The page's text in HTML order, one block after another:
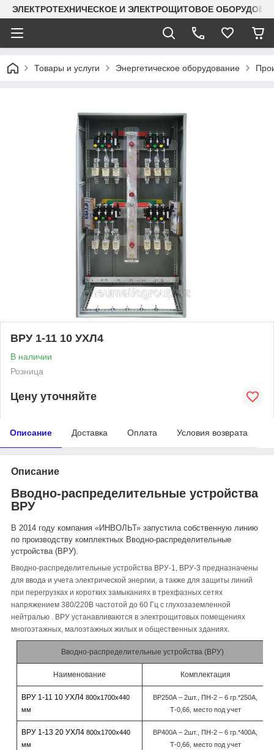
ЭЛЕКТРОТЕХНИЧЕСКОЕ И ЭЛЕКТРОЩИТОВОЕ
Товары и услуги Энергетическое оборудование
ВРУ 1-11 10 УХЛ4
В наличии
Розница
Цену уточняйте
Описание Доставка Оплата Условия возврата
Описание
Вводно-распределительные устройства
ВРУ
В 2014 году компания «ИНВОЛЬТ» запустила собственную линию
по производству комплектных Вводно-распределительные
устройства (ВРУ).
Вводно-распределительные устройства ВРУ-1, ВРУ-3 предназначены
для ввода и учета электрической энергии, а также для защиты линий
при перегрузках и коротких замыканиях в трехфазных сетях
напряжением 380/220В частотой до 60 Гц с глухозаземленной
нейтралью . ВРУ устанавливаются в электрощитовых помещениях
многоэтажных, малоэтажных жилых и общественных зданиях.
Вводно-распределительные устройства (ВРУ)
Наименование Комплектация
ВРУ 1-11 10 УХЛ4800х1700х440
мм
ВР250А – 2шт., ПН-2 – 6 гр.*250А,
Т-0,66, место под учет
ВРУ 1-13 20 УХЛ4800х1700х440
мм
ВР400А – 2шт., ПН-2 – 6 гр.*400А,
Т-0,66, место под учет